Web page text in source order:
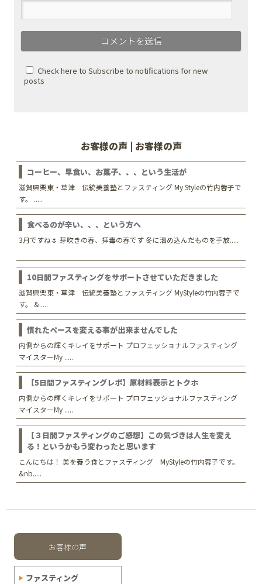
Check here to Subscribe to notifications for new
posts
お客様の声 | お客様の声
コーヒー、早食い、お菓子、、、という生活が
滋賀県栗東・草津 伝統美養塾とファスティング My Styleの竹内蓉子で
す。 .....
食べるのが辛い、、、という方へ
3月ですね🌷 芽吹きの春、拝毒の春です 冬に溜め込んだものを手放.....
10日間ファスティングをサポートさせていただきました
滋賀県栗東・草津 伝統美養塾とファスティング MyStyleの竹内蓉子で
す。 &.....
慣れたペースを変える事が出来ませんでした
内側からの輝くキレイをサポート プロフェッショナルファスティング
マイスターMy .....
【5日間ファスティングレポ】原材料表示とトクホ
内側からの輝くキレイをサポート プロフェッショナルファスティング
マイスターMy .....
【３日間ファスティングのご感想】この気づきは人生を変え
る！というかもう変わったと思います
こんにちは！ 美を養う食とファスティング MyStyleの竹内蓉子です。
&nb.....
お客様の声
ファスティング